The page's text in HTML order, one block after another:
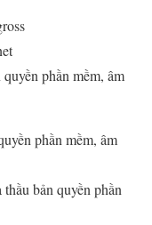
phần mềm, âm
phần mềm, âm
bản quyền phần